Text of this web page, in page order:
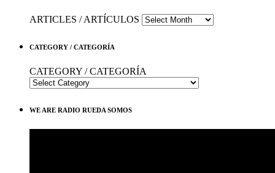
ARTICLES / ARTÍCULOS
CATEGORY / CATEGORÍA
CATEGORY / CATEGORÍA
WE ARE RADIO RUEDA SOMOS